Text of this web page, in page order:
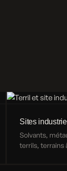
Sites
Solvants,
terrils, terrains